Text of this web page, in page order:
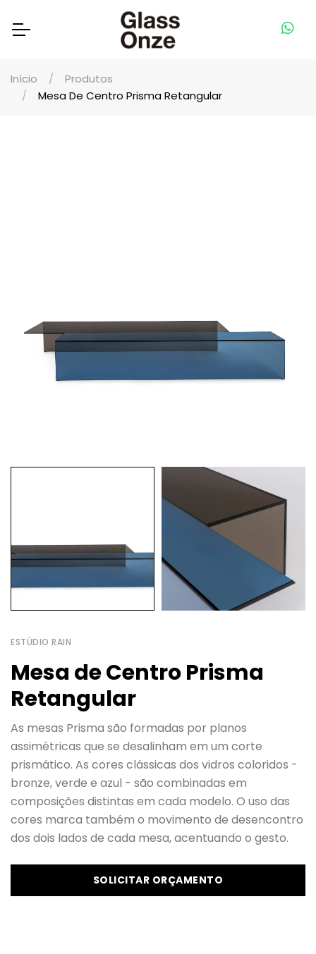
Início
Produtos
Mesa De Centro Prisma Retangular
ESTÚDIO RAIN
Mesa de Centro Prisma
Retangular
As mesas Prisma são formadas por planos
assimétricas que se desalinham em um corte
prismático. As cores clássicas dos vidros coloridos -
bronze, verde e azul - são combinadas em
composições distintas em cada modelo. O uso das
cores marca também o movimento de desencontro
dos dois lados de cada mesa, acentuando o gesto.
SOLICITAR ORÇAMENTO